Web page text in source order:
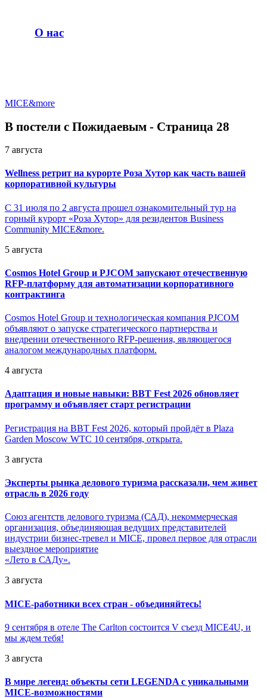
О нас
MICE&more
В постели с Пожидаевым - Страница 28
7 августа
Wellness ретрит на курорте Роза Хутор как часть вашей
корпоративной культуры
С 31 июля по 2 августа прошел ознакомительный тур на
горный курорт «Роза Хутор» для резидентов Business
Community MICE&more.
5 августа
Cosmos Hotel Group и PJCOM запускают отечественную
RFP-платформу для автоматизации корпоративного
контрактинга
Cosmos Hotel Group и технологическая компания PJCOM
объявляют о запуске стратегического партнерства и
внедрении отечественного RFP-решения, являющегося
аналогом международных платформ.
4 августа
Адаптация и новые навыки: BBT Fest 2026 обновляет
программу и объявляет старт регистрации
Регистрация на BBT Fest 2026, который пройдёт в Plaza
Garden Moscow WTC 10 сентября, открыта.
3 августа
Эксперты рынка делового туризма рассказали, чем живет
отрасль в 2026 году
Союз агентств делового туризма (САД), некоммерческая
организация, объединяющая ведущих представителей
индустрии бизнес-тревел и MICE, провел первое для отрасли
выездное мероприятие
«Лето в САДу».
3 августа
MICE-работники всех стран - объединяйтесь!
9 сентября в отеле The Carlton состоится V съезд MICE4U, и
мы ждем тебя!
3 августа
В мире легенд: объекты сети LEGENDA с уникальными
MICE-возможностями